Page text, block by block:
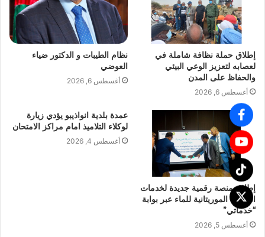
إطلاق حملة نظافة شاملة في
لعصابه لتعزيز الوعي البيئي
والحفاظ على المدن
أغسطس 6, 2026
نظام الطيبات و الدكتور ضياء
العوضي
أغسطس 6, 2026
إطلاق منصة رقمية جديدة لخدمات
الشركة الموريتانية للماء عبر بوابة
“خدماتي”
أغسطس 5, 2026
عمدة بلدية انواذيبو يؤدي زيارة
لوكلاء التلاميذ امام مراكز الامتحان
أغسطس 4, 2026